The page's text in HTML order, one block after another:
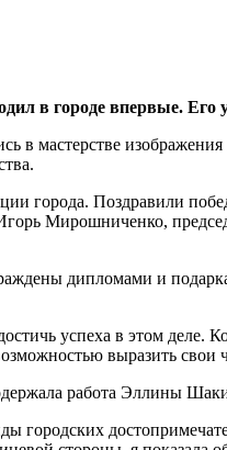
в городе впервые.
в мастерстве
города. Поздравили
Мирошниченко,
дипломами и
успеха в этом
выразить свои
работа Эллины
городских